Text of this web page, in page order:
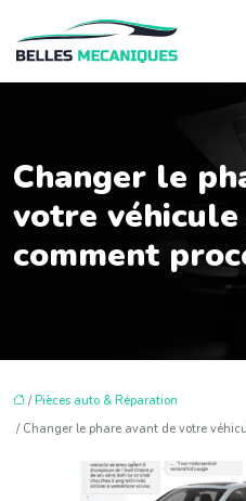
Changer le
votre
comment
/ Pièces auto & Réparation
/ Changer le phare avant de votre